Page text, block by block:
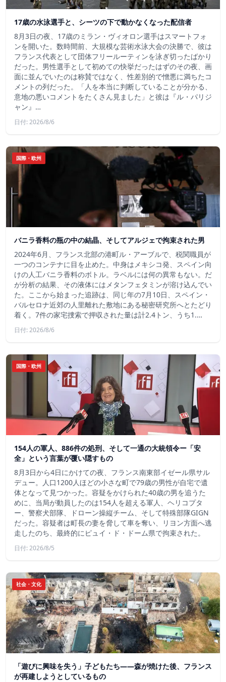
17歳の水泳選手と、シーツの下で動かなくなった配信者
8月3日の夜、17歳のミラン・ヴィオロン選手はスマートフォ
ンを開いた。数時間前、大規模な芸術水泳大会の決勝で、彼は
フランス代表として団体フリールーティンを泳ぎ切ったばかり
だった。男性選手として初めての快挙だったはずのその夜、画
面に並んでいたのは称賛ではなく、性差別的で憎悪に満ちたコ
メントの列だった。「人を本当に判断していることが分かる、
意地の悪いコメントをたくさん見ました」と彼は『ル・パリジ
ャン』…
日付: 2026/8/6
国際・欧州
バニラ香料の瓶の中の結晶、そしてアルジェで拘束された男
2024年6月、フランス北部の港町ル・アーブルで、税関職員が
一つのコンテナに目を止めた。中身はメキシコ発、スペイン向
けの人工バニラ香料のボトル。ラベルには何の異常もない。だ
が分析の結果、その液体にはメタンフェタミンが溶け込んでい
た。ここから始まった追跡は、同じ年の7月10日、スペイン・
バルセロナ近郊の人里離れた敷地にある秘密研究所へとたどり
着く。7件の家宅捜索で押収された量は計2.4トン、うち1.…
日付: 2026/8/6
国際・欧州
154人の軍人、886件の処刑、そして一通の大統領令ー「安
全」という言葉が覆い隠すもの
8月3日から4日にかけての夜、フランス南東部イゼール県サル
デュー。人口1200人ほどの小さな町で79歳の男性が自宅で遺
体となって見つかった。容疑をかけられた40歳の男を追うた
めに、当局が動員したのは154人を超える軍人、ヘリコプタ
ー、警察犬部隊、ドローン操縦チーム、そして特殊部隊GIGN
だった。容疑者は町長の妻を脅して車を奪い、リヨン方面へ逃
走したのち、最終的にピュイ・ド・ドーム県で拘束された。
日付: 2026/8/5
社会・文化
「遊びに興味を失う」子どもたち——森が焼けた後、フランス
が再建しようとしているもの